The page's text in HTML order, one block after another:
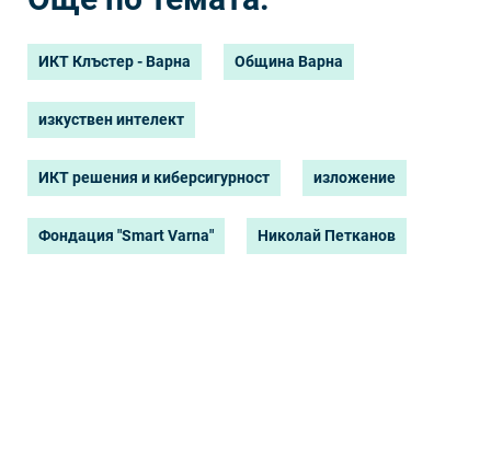
ИКТ Клъстер - Варна Община Варна
изкуствен интелект
ИКТ решения и киберсигурност изложение
Фондация "Smart Varna" Николай Петканов